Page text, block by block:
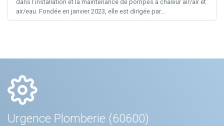
dans l’installation et la maintenance de pompes à chaleur air/air et
air/eau. Fondée en janvier 2023, elle est dirigée par...
Urgence Plomberie (60600)